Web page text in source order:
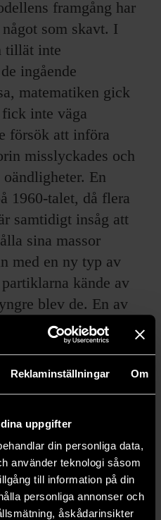
Reklaminställningar Om
uppgifter
din personliga data,
använder teknologi såsom
till information på din
personliga annonser och
åskådarinsikter
framgång har
som skavt. I
tillät inte
ingående
matematiken gick
inte väga
försök att införa
misslyckades och
En
1960-talet, då flera
samtidigt insåg att
sina massor
med en ny typ av
kände av
blev de. En av
har fått namnge
partikeln, var
en teoretisk
och tilltalande.
med verkligheten
bara besvaras av
De trädde in